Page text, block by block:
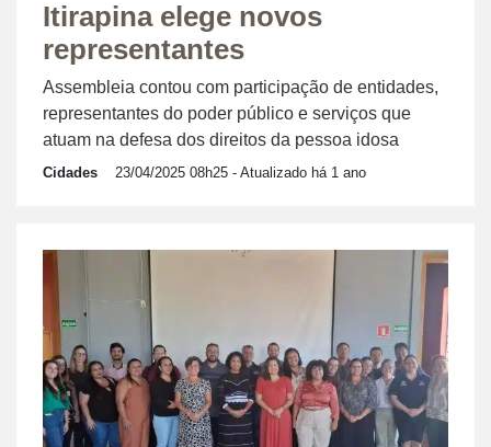
Itirapina elege novos
representantes
Assembleia contou com participação de entidades,
representantes do poder público e serviços que
atuam na defesa dos direitos da pessoa idosa
Cidades 23/04/2025 08h25 - Atualizado há 1 ano